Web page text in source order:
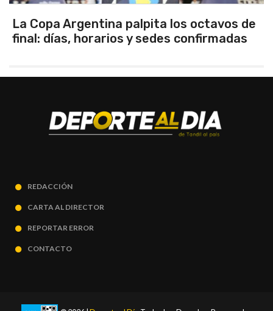
La Copa Argentina palpita los octavos de
final: días, horarios y sedes confirmadas
REDACCIÓN
CARTA AL DIRECTOR
REPORTAR ERROR
CONTACTO